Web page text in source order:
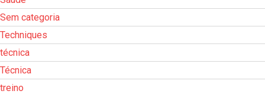
Sem categoria
Techniques
técnica
Técnica
treino